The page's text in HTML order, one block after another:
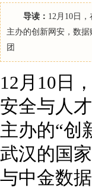
导读： 12月10日
主办的创新网安，数
团
12月10日
安全与人
主办的“创
武汉的国
与中金数